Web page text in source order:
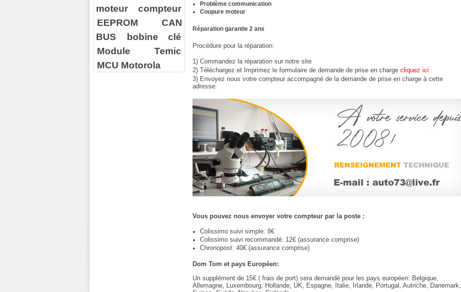
moteur compteur
EEPROM
CAN
BUS
bobine clé
Module Temic
MCU Motorola
Problème communication
Coupure moteur
Réparation garantie 2 ans
Procédure pour la réparation:
1) Commandez la réparation sur notre site
2) Téléchargez et Imprimez le formulaire de demande de prise en charge cliquez ici
3) Envoyez nous votre compteur accompagné de la demande de prise en charge à cette
adresse:
Vous pouvez nous envoyer votre compteur par la poste :
Colissimo suivi simple: 8€
Colissimo suivi recommandé: 12€ (assurance comprise)
Chronopost: 40€ (assurance comprise)
Dom Tom et pays Européen:
Un supplément de 15€ ( frais de port) sera demandé pour les pays européen: Belgique,
Allemagne, Luxembourg, Hollande, UK, Espagne, Italie, Irlande, Portugal, Autriche, Danemark,